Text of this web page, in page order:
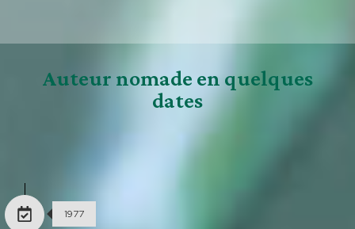
Auteur nomade en quelques
dates
1977